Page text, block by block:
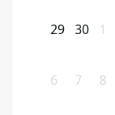
29 30 1
6 7 8